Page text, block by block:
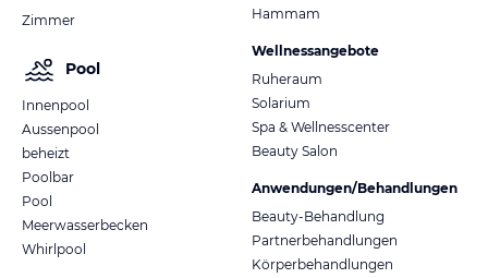
Zimmer
Pool
Innenpool
Aussenpool
beheizt
Poolbar
Pool
Meerwasserbecken
Whirlpool
Hammam
Wellnessangebote
Ruheraum
Solarium
Spa & Wellnesscenter
Beauty Salon
Anwendungen/Behandlungen
Beauty-Behandlung
Partnerbehandlungen
Körperbehandlungen